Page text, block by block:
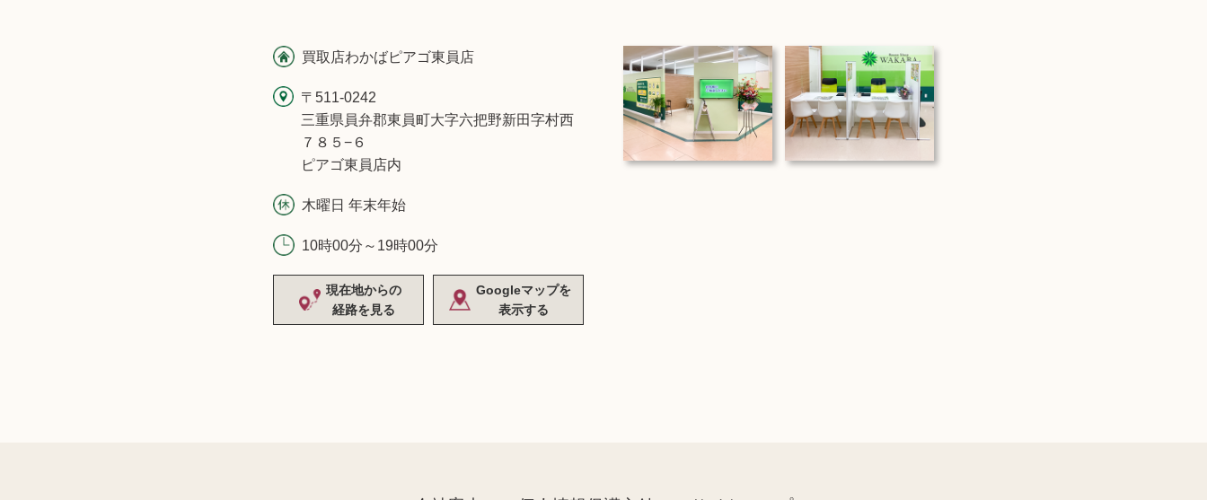
買取店わかばピアゴ東員店
〒511-0242
三重県員弁郡東員町大字六把野新田字村西
７８５−６
ピアゴ東員店内
木曜日 年末年始
10時00分～19時00分
現在地からの
経路を見る
Googleマップを
表示する